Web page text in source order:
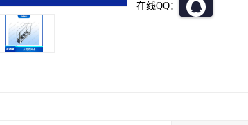
在线QQ：